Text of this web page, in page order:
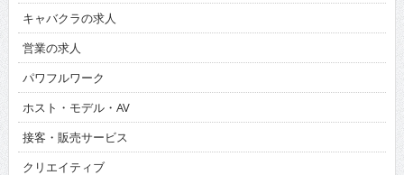
キャバクラの求人
営業の求人
パワフルワーク
ホスト・モデル・AV
接客・販売サービス
クリエイティブ